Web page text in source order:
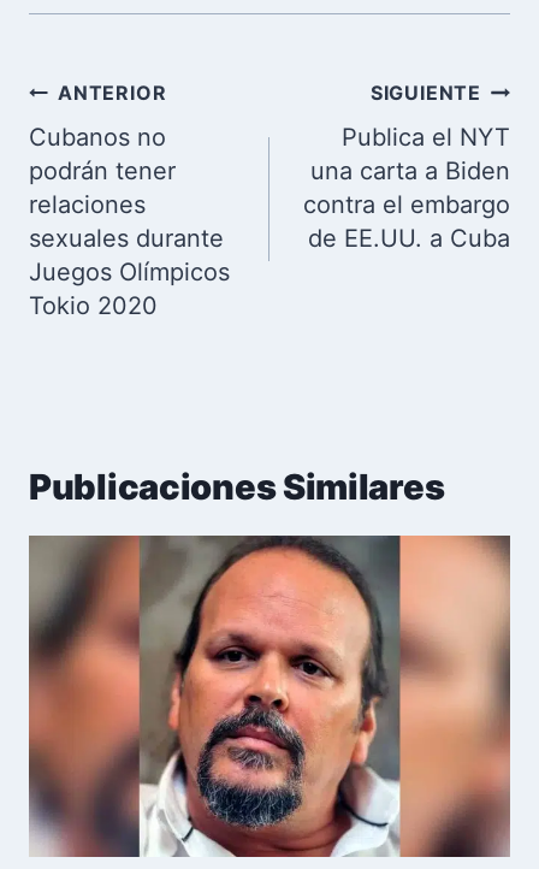
Navegación
de
entradas
ANTERIOR
Cubanos no
podrán tener
relaciones
sexuales durante
Juegos Olímpicos
Tokio 2020
SIGUIENTE
Publica el NYT
una carta a Biden
contra el embargo
de EE.UU. a Cuba
Publicaciones Similares